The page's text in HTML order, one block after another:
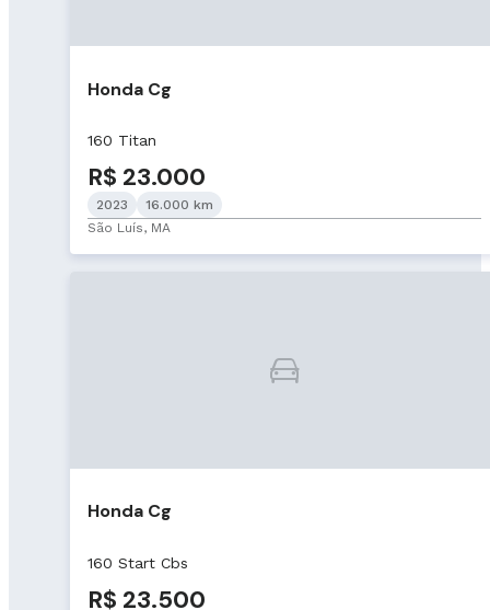
Honda Cg
160 Titan
R$ 23.000
2023
16.000 km
São Luís, MA
Honda Cg
160 Start Cbs
R$ 23.500